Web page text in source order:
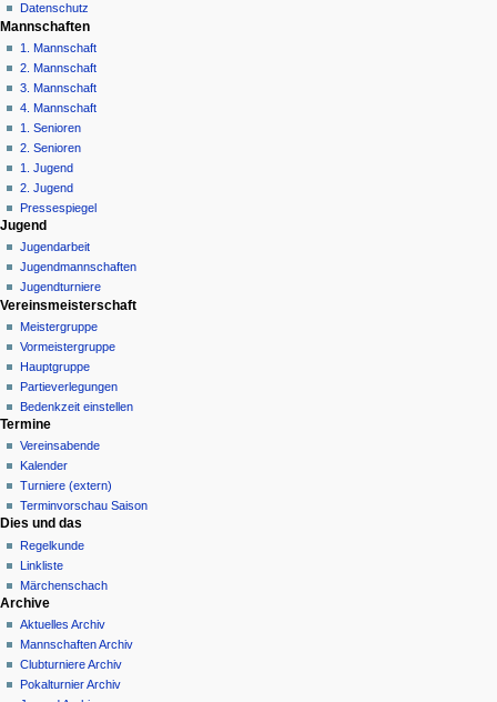
i
o
n
s
m
e
n
ü
Datenschutz
Mannschaften
1. Mannschaft
2. Mannschaft
3. Mannschaft
4. Mannschaft
1. Senioren
2. Senioren
1. Jugend
2. Jugend
Pressespiegel
Jugend
Jugendarbeit
Jugendmannschaften
Jugendturniere
Vereinsmeisterschaft
Meistergruppe
Vormeistergruppe
Hauptgruppe
Partieverlegungen
Bedenkzeit einstellen
Termine
Vereinsabende
Kalender
Turniere (extern)
Terminvorschau Saison
Dies und das
Regelkunde
Linkliste
Märchenschach
Archive
Aktuelles Archiv
Mannschaften Archiv
Clubturniere Archiv
Pokalturnier Archiv